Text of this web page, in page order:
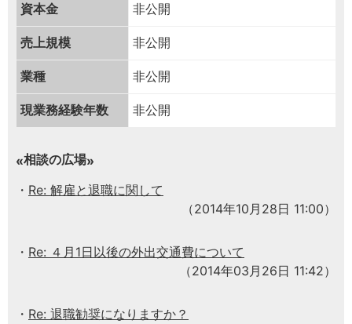
資本金 非公開
売上規模 非公開
業種 非公開
現業務経験年数 非公開
相談の広場
Re: 解雇と退職に関して
（2014年10月28日 11:00）
Re: ４月1日以後の外出交通費について
（2014年03月26日 11:42）
Re: 退職勧奨になりますか？